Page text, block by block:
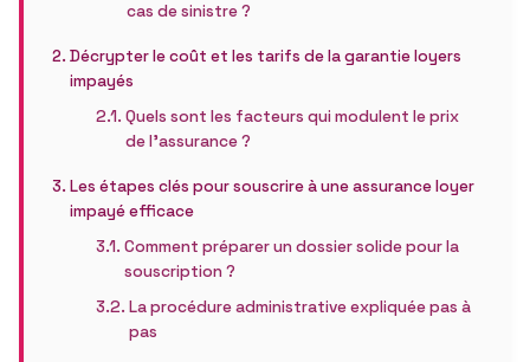
cas de sinistre ?
Décrypter le coût et les tarifs de la garantie loyers
impayés
Quels sont les facteurs qui modulent le prix
de l’assurance ?
Les étapes clés pour souscrire à une assurance loyer
impayé efficace
Comment préparer un dossier solide pour la
souscription ?
La procédure administrative expliquée pas à
pas